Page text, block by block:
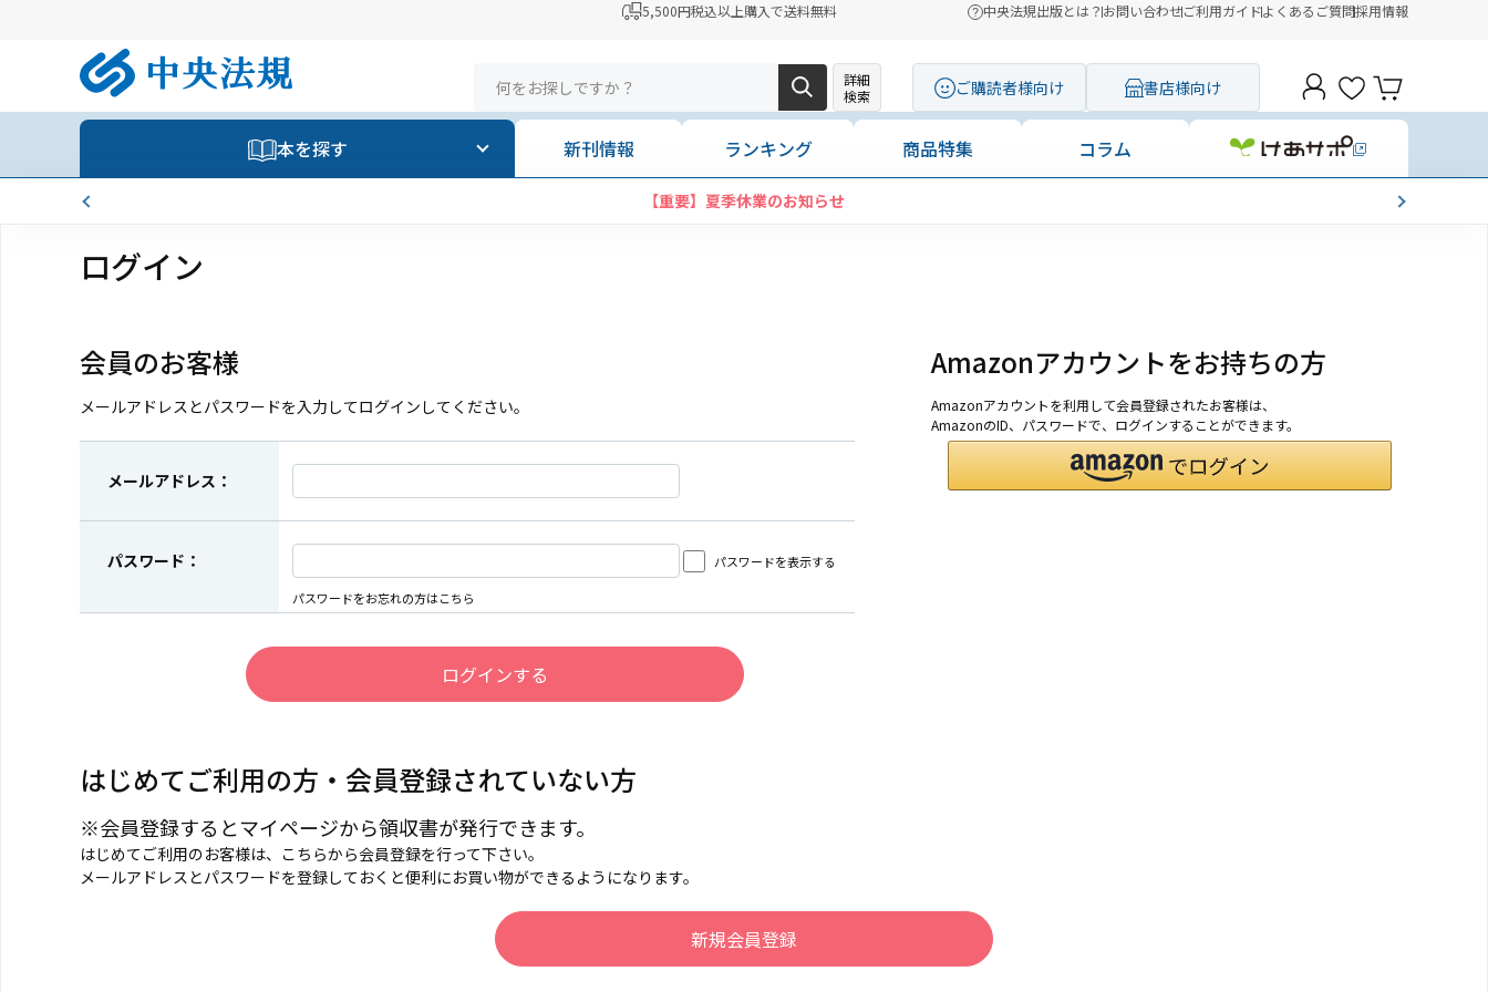
5,500円税込以上購入で送料無料 中央法規出版とは？お問い合わせご利用ガイドよくあるご質問採用情報
詳細
検索
ご購読者様向け 書店様向け
本を探す 新刊情報 ランキング 商品特集 コラム
【重要】夏季休業のお知らせ
ログイン
会員のお客様
メールアドレスとパスワードを入力してログインしてください。
メールアドレス：
パスワード： パスワードを表示する
パスワードをお忘れの方はこちら
Amazonアカウントをお持ちの方
Amazonアカウントを利用して会員登録されたお客様は、
AmazonのID、パスワードで、ログインすることができます。
はじめてご利用の方・会員登録されていない方
※会員登録するとマイページから領収書が発行できます。
はじめてご利用のお客様は、こちらから会員登録を行って下さい。
メールアドレスとパスワードを登録しておくと便利にお買い物ができるようになります。